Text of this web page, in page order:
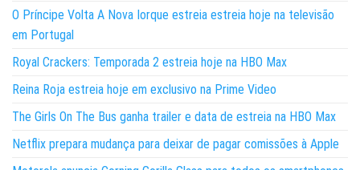
O Príncipe Volta A Nova Iorque estreia estreia hoje na televisão
em Portugal
Royal Crackers: Temporada 2 estreia hoje na HBO Max
Reina Roja estreia hoje em exclusivo na Prime Video
The Girls On The Bus ganha trailer e data de estreia na HBO Max
Netflix prepara mudança para deixar de pagar comissões à Apple